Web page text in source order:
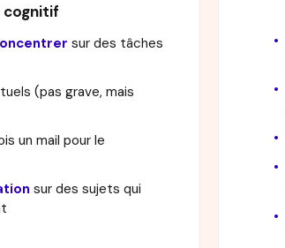
cognitif
sur des tâches
(pas grave, mais
un mail pour le
sur des sujets qui